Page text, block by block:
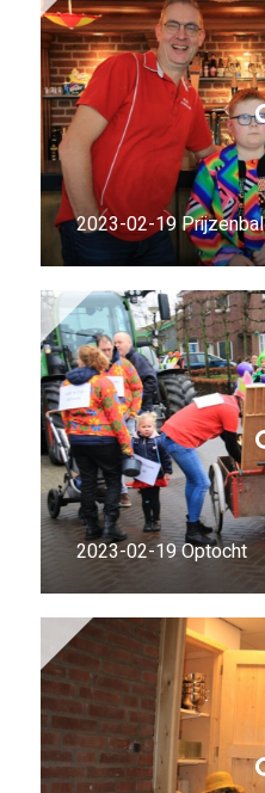
2023-02-19 Prijzenbal
2023-02-19 Optocht